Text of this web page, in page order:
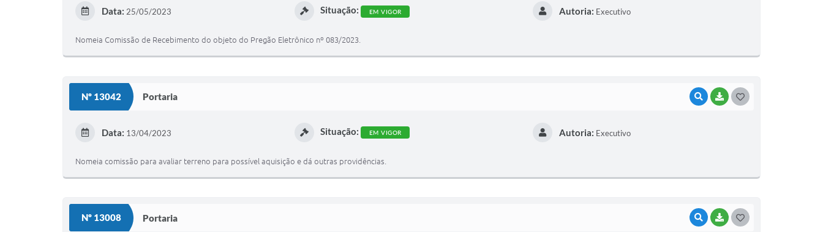
Data: 25/05/2023 Situação: EM VIGOR Autoria: Executivo
Nomeia Comissão de Recebimento do objeto do Pregão Eletrônico nº 083/2023.
Nº 13042 Portaria VISUALIZAR
BAIXAR
Data: 13/04/2023 Situação: EM VIGOR Autoria: Executivo
Nomeia comissão para avaliar terreno para possível aquisição e dá outras providências.
Nº 13008 Portaria VISUALIZAR
BAIXAR